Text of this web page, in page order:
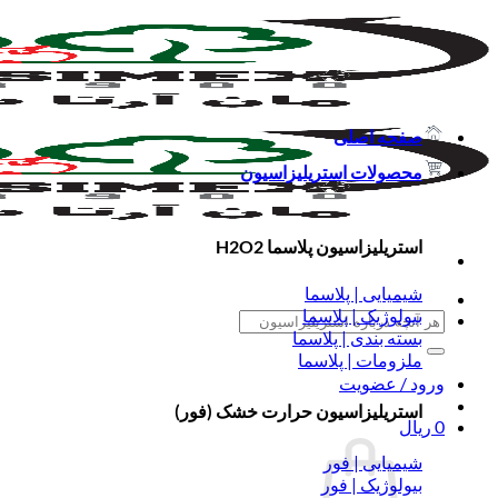
to
content
جستجو
برای:
ورود / عضویت
0 ریال
صفحه اصلی
محصولات استریلیزاسیون
استریلیزاسیون پلاسما H2O2
شیمیایی | پلاسما
بیولوژیک | پلاسما
بسته بندی | پلاسما
ملزومات | پلاسما
استریلیزاسیون حرارت خشک (فور)
شیمیایی | فور
بیولوژیک | فور